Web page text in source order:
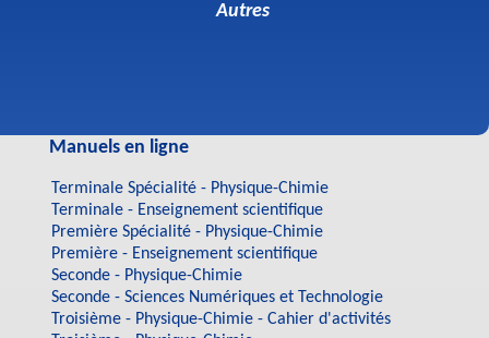
Autres
Manuels en ligne
Terminale Spécialité - Physique-Chimie
Terminale - Enseignement scientifique
Première Spécialité - Physique-Chimie
Première - Enseignement scientifique
Seconde - Physique-Chimie
Seconde - Sciences Numériques et Technologie
Troisième - Physique-Chimie - Cahier d'activités